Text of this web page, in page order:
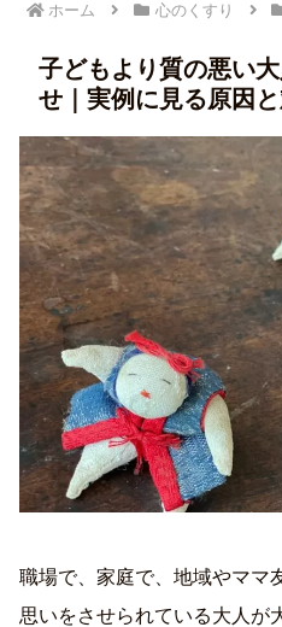
ホーム 心のくすり
子どもより質の悪い
せ｜実例に見る原因
職場で、家庭で、地域やママ
思いをさせられている大人が